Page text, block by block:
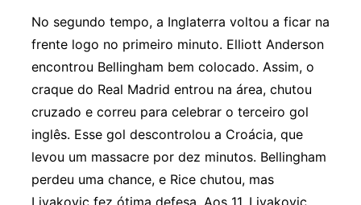
No segundo tempo, a Inglaterra voltou a ficar na
frente logo no primeiro minuto. Elliott Anderson
encontrou Bellingham bem colocado. Assim, o
craque do Real Madrid entrou na área, chutou
cruzado e correu para celebrar o terceiro gol
inglês. Esse gol descontrolou a Croácia, que
levou um massacre por dez minutos. Bellingham
perdeu uma chance, e Rice chutou, mas
Livakovic fez ótima defesa. Aos 11, Livakovic